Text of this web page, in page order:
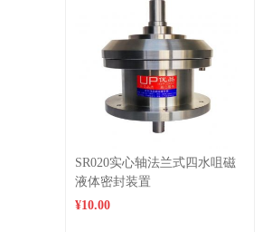
SR020实心轴法兰式四水咀磁
液体密封装置
¥10.00